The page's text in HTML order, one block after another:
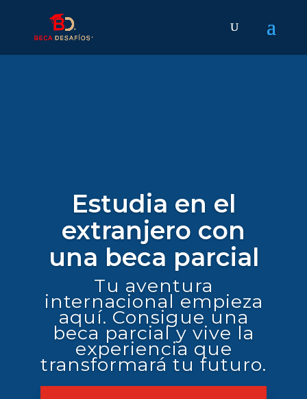
Estudia en el
extranjero con
una beca parcial
Tu aventura
internacional empieza
aquí. Consigue una
beca parcial y vive la
experiencia que
transformará tu futuro.